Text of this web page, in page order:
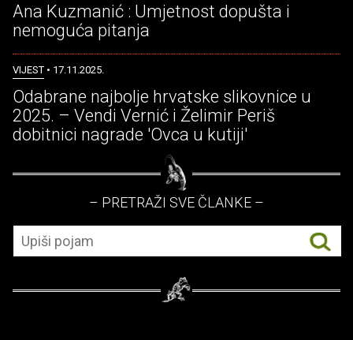
Ana Kuzmanić : Umjetnost dopušta i
nemoguća pitanja
VIJEST • 17.11.2025.
Odabrane najbolje hrvatske slikovnice u
2025. – Vendi Vernić i Želimir Periš
dobitnici nagrade 'Ovca u kutiji'
– PRETRAŽI SVE ČLANKE –